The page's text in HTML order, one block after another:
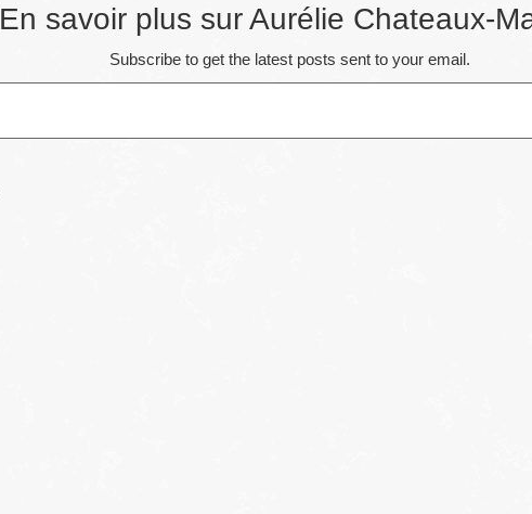
En savoir plus sur Aurélie Chateaux-
Subscribe to get the latest posts sent to your email.